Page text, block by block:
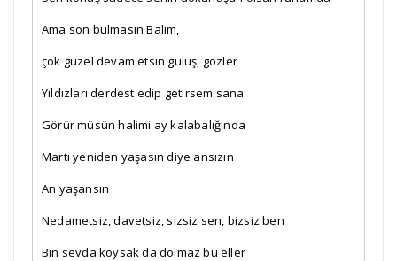
Ama son bulmasın Balım,
çok güzel devam etsin gülüş, gözler
Yıldızları derdest edip getirsem sana
Görür müsün halimi ay kalabalığında
Martı yeniden yaşasın diye ansızın
An yaşansın
Nedametsiz, davetsiz, sizsiz sen, bizsiz ben
Bin sevda koysak da dolmaz bu eller